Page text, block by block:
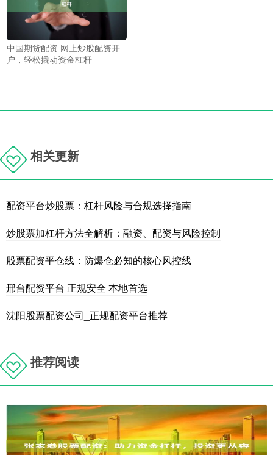
中国期货配资 网上炒股配资开
户，轻松撬动资金杠杆
相关更新
配资平台炒股票：杠杆风险与合规选择指南
炒股票加杠杆方法全解析：融资、配资与风险控制
股票配资平仓线：防爆仓必知的核心风控线
邢台配资平台 正规安全 本地首选
沈阳股票配资公司_正规配资平台推荐
推荐阅读